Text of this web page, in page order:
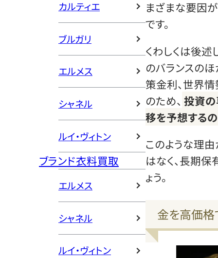
カルティエ
ブルガリ
エルメス
シャネル
ルイ・ヴィトン
ブランド衣料買取
エルメス
シャネル
ルイ・ヴィトン
まざまな要因
です。
くわしくは後
のバランスの
策金利、世界
のため、 投資
移を予想する
このような理
はなく、長期
ょう。
金を高価格